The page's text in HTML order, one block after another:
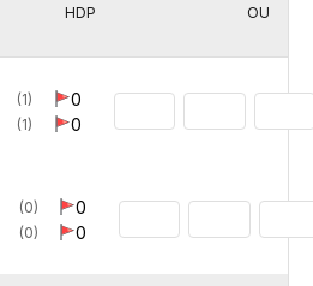
HDP OU
(1)
(1)
0
0
(0)
(0)
0
0